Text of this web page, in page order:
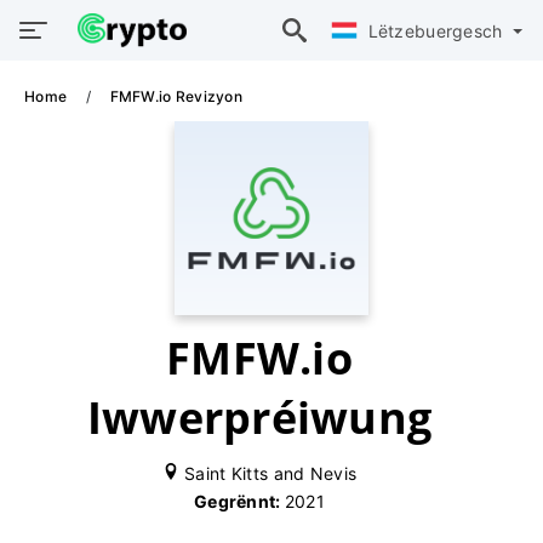
Lëtzebuergesch
Home FMFW.io Revizyon
FMFW.io
Iwwerpréiwung
Saint Kitts and Nevis
Gegrënnt: 2021